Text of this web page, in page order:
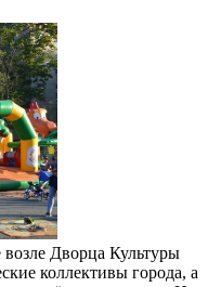
Дворца Культуры
коллективы города, а